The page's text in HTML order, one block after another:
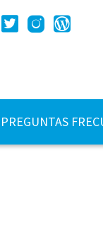
PREGUNTAS